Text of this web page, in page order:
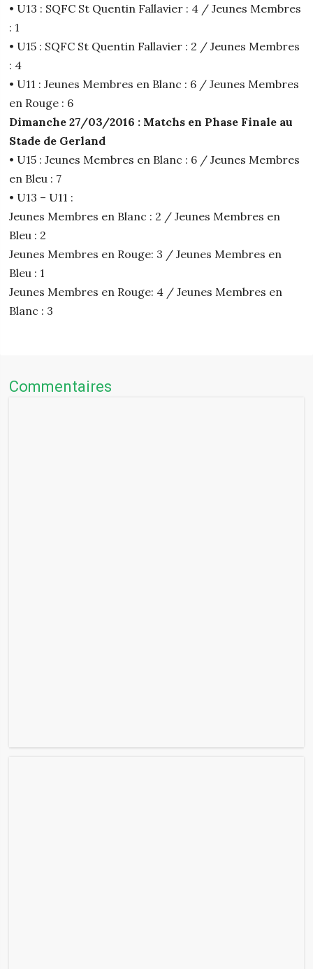
• U13 : SQFC St Quentin Fallavier : 4 / Jeunes Membres
: 1
• U15 : SQFC St Quentin Fallavier : 2 / Jeunes Membres
: 4
• U11 : Jeunes Membres en Blanc : 6 / Jeunes Membres
en Rouge : 6
Dimanche 27/03/2016 : Matchs en Phase Finale au
Stade de Gerland
• U15 : Jeunes Membres en Blanc : 6 / Jeunes Membres
en Bleu : 7
• U13 – U11 :
Jeunes Membres en Blanc : 2 / Jeunes Membres en
Bleu : 2
Jeunes Membres en Rouge: 3 / Jeunes Membres en
Bleu : 1
Jeunes Membres en Rouge: 4 / Jeunes Membres en
Blanc : 3
Commentaires